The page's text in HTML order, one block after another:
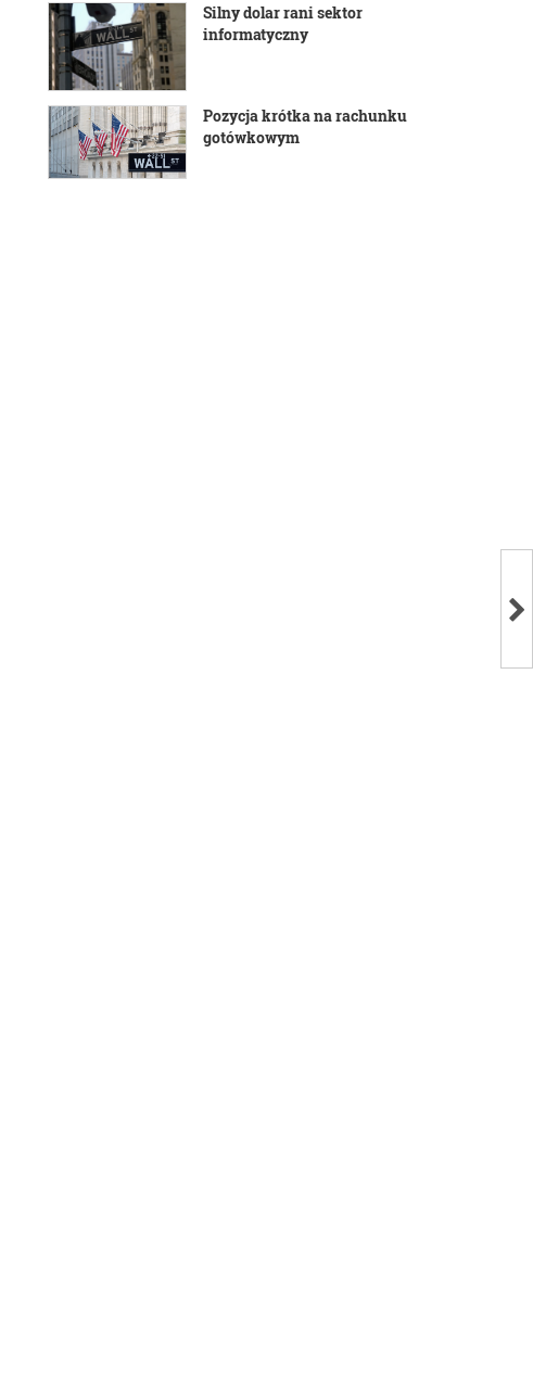
Silny dolar rani sektor
informatyczny
Pozycja krótka na rachunku
gotówkowym